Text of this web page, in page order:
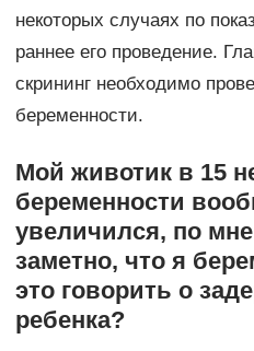
некоторых случаях по
раннее его проведение.
скрининг необходимо
беременности.
Мой животик в 15
беременности
увеличился, по
заметно, что я
это говорить о
ребенка?